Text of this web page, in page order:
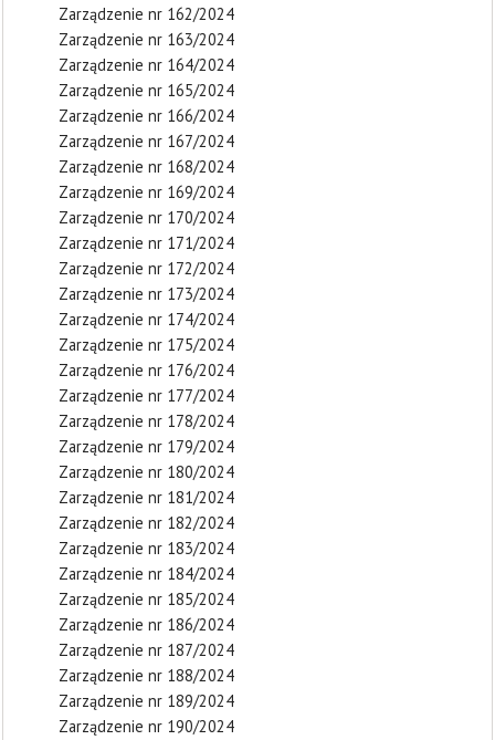
Zarządzenie nr 162/2024
Zarządzenie nr 163/2024
Zarządzenie nr 164/2024
Zarządzenie nr 165/2024
Zarządzenie nr 166/2024
Zarządzenie nr 167/2024
Zarządzenie nr 168/2024
Zarządzenie nr 169/2024
Zarządzenie nr 170/2024
Zarządzenie nr 171/2024
Zarządzenie nr 172/2024
Zarządzenie nr 173/2024
Zarządzenie nr 174/2024
Zarządzenie nr 175/2024
Zarządzenie nr 176/2024
Zarządzenie nr 177/2024
Zarządzenie nr 178/2024
Zarządzenie nr 179/2024
Zarządzenie nr 180/2024
Zarządzenie nr 181/2024
Zarządzenie nr 182/2024
Zarządzenie nr 183/2024
Zarządzenie nr 184/2024
Zarządzenie nr 185/2024
Zarządzenie nr 186/2024
Zarządzenie nr 187/2024
Zarządzenie nr 188/2024
Zarządzenie nr 189/2024
Zarządzenie nr 190/2024